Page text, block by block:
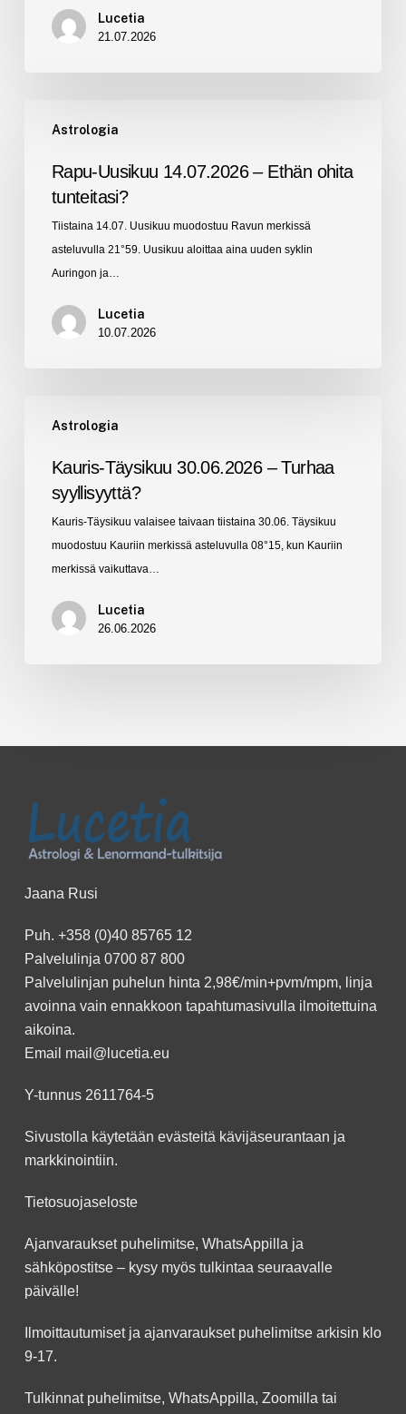
Lucetia
21.07.2026
Astrologia
Uusikuu
Ethän
ohita
tunteitasi?
Rapu-Uusikuu 14.07.2026 – Ethän ohita
tunteitasi?
Tiistaina 14.07. Uusikuu muodostuu Ravun merkissä
asteluvulla 21°59. Uusikuu aloittaa aina uuden syklin
Auringon ja…
Lucetia
10.07.2026
Astrologia
Täysikuu
Turhaa
syyllisyyttä?
Kauris-Täysikuu 30.06.2026 – Turhaa
syyllisyyttä?
Kauris-Täysikuu valaisee taivaan tiistaina 30.06. Täysikuu
muodostuu Kauriin merkissä asteluvulla 08°15, kun Kauriin
merkissä vaikuttava…
Lucetia
26.06.2026
Jaana Rusi
Puh. +358 (0)40 85765 12
Palvelulinja 0700 87 800
Palvelulinjan puhelun hinta 2,98€/min+pvm/mpm, linja
avoinna vain ennakkoon tapahtumasivulla ilmoitettuina
aikoina.
Email mail@lucetia.eu
Y-tunnus 2611764-5
Sivustolla käytetään evästeitä kävijäseurantaan ja
markkinointiin.
Tietosuojaseloste
Ajanvaraukset puhelimitse, WhatsAppilla ja
sähköpostitse – kysy myös tulkintaa seuraavalle
päivälle!
Ilmoittautumiset ja ajanvaraukset puhelimitse arkisin klo
9-17.
Tulkinnat puhelimitse, WhatsAppilla, Zoomilla tai